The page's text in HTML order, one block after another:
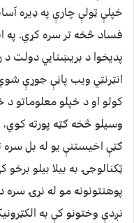
خپلې ټولې چارې په ډیره
فساد څخه تر سره کړي. په
پدیخوا د بریښنایي دولت د
انټرنټي ویب پاڼې جوړې
کولو او د خپلو معلوماتو
وسیلو څخه ګټه پورته
ګټې اخیستنې یو له بل
ټکنالوجۍ به بیلا بیلو
پوهنتونونه مو له نړۍ سره
نږدې وختونو کې به